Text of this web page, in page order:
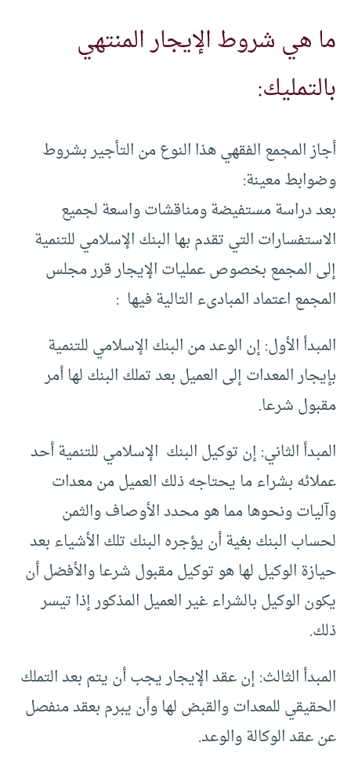
ما هي شروط الإيجار المنتهي
بالتمليك:
أجاز المجمع الفقهي هذا النوع من التأجير بشروط
وضوابط معينة:
‏بعد دراسة مستفيضة ومناقشات واسعة لجميع
الاستفسارات التي تقدم بها البنك‏ ‏الإسلامي للتنمية
إلى المجمع بخصوص عمليات الإيجار ‏‏قرر مجلس
المجمع اعتماد المبادىء التالية فيها ‏ ‏:
‏المبدأ الأول‏:‏ إن الوعد من البنك‏ ‏الإسلامي للتنمية
بإيجار المعدات إلى العميل بعد تملك البنك لها أمر
مقبول شرعا.
المبدأ الثاني‏:‏ ‏إن توكيل البنك ‏ ‏الإسلامي للتنمية أحد
عملائه بشراء ما يحتاجه ذلك العميل من معدات
وآليات ونحوها مما هو محدد الأوصاف والثمن
لحساب البنك بغية أن يؤجره البنك تلك الأشياء بعد
حيازة الوكيل لها هو توكيل مقبول شرعا والأفضل أن
يكون الوكيل بالشراء غير العميل المذكور إذا تيسر
ذلك.
المبدأ الثالث‏: ‏إن عقد الإيجار يجب أن يتم بعد التملك
الحقيقي للمعدات والقبض لها وأن يبرم بعقد منفصل
عن عقد الوكالة والوعد.